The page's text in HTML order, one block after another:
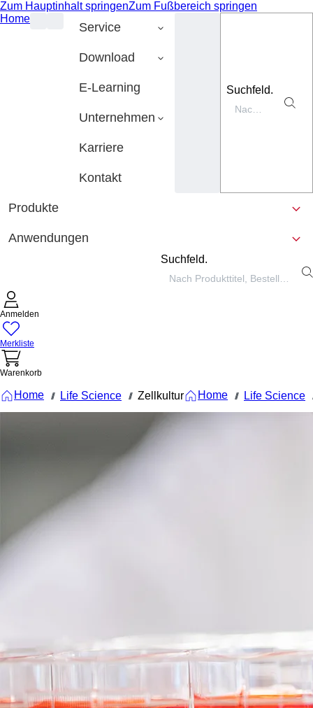
Zum Hauptinhalt springenZum Fußbereich springen
Home
Service
Download
E-Learning
Unternehmen
Karriere
Kontakt
Suchfeld.
Produkte
Anwendungen
Suchfeld.
Anmelden
Merkliste
Warenkorb
Home /// Life Science /// Zellkultur Home /// Life Science